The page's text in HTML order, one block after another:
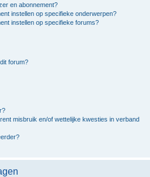
en abonnement?
instellen op specifieke onderwerpen?
instellen op specifieke forums?
forum?
misbruik en/of wettelijke kwesties in verband